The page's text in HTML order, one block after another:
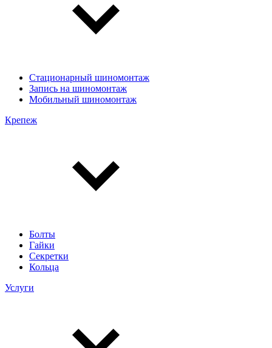
Стационарный шиномонтаж
Запись на шиномонтаж
Мобильный шиномонтаж
Крепеж
Болты
Гайки
Секретки
Кольца
Услуги